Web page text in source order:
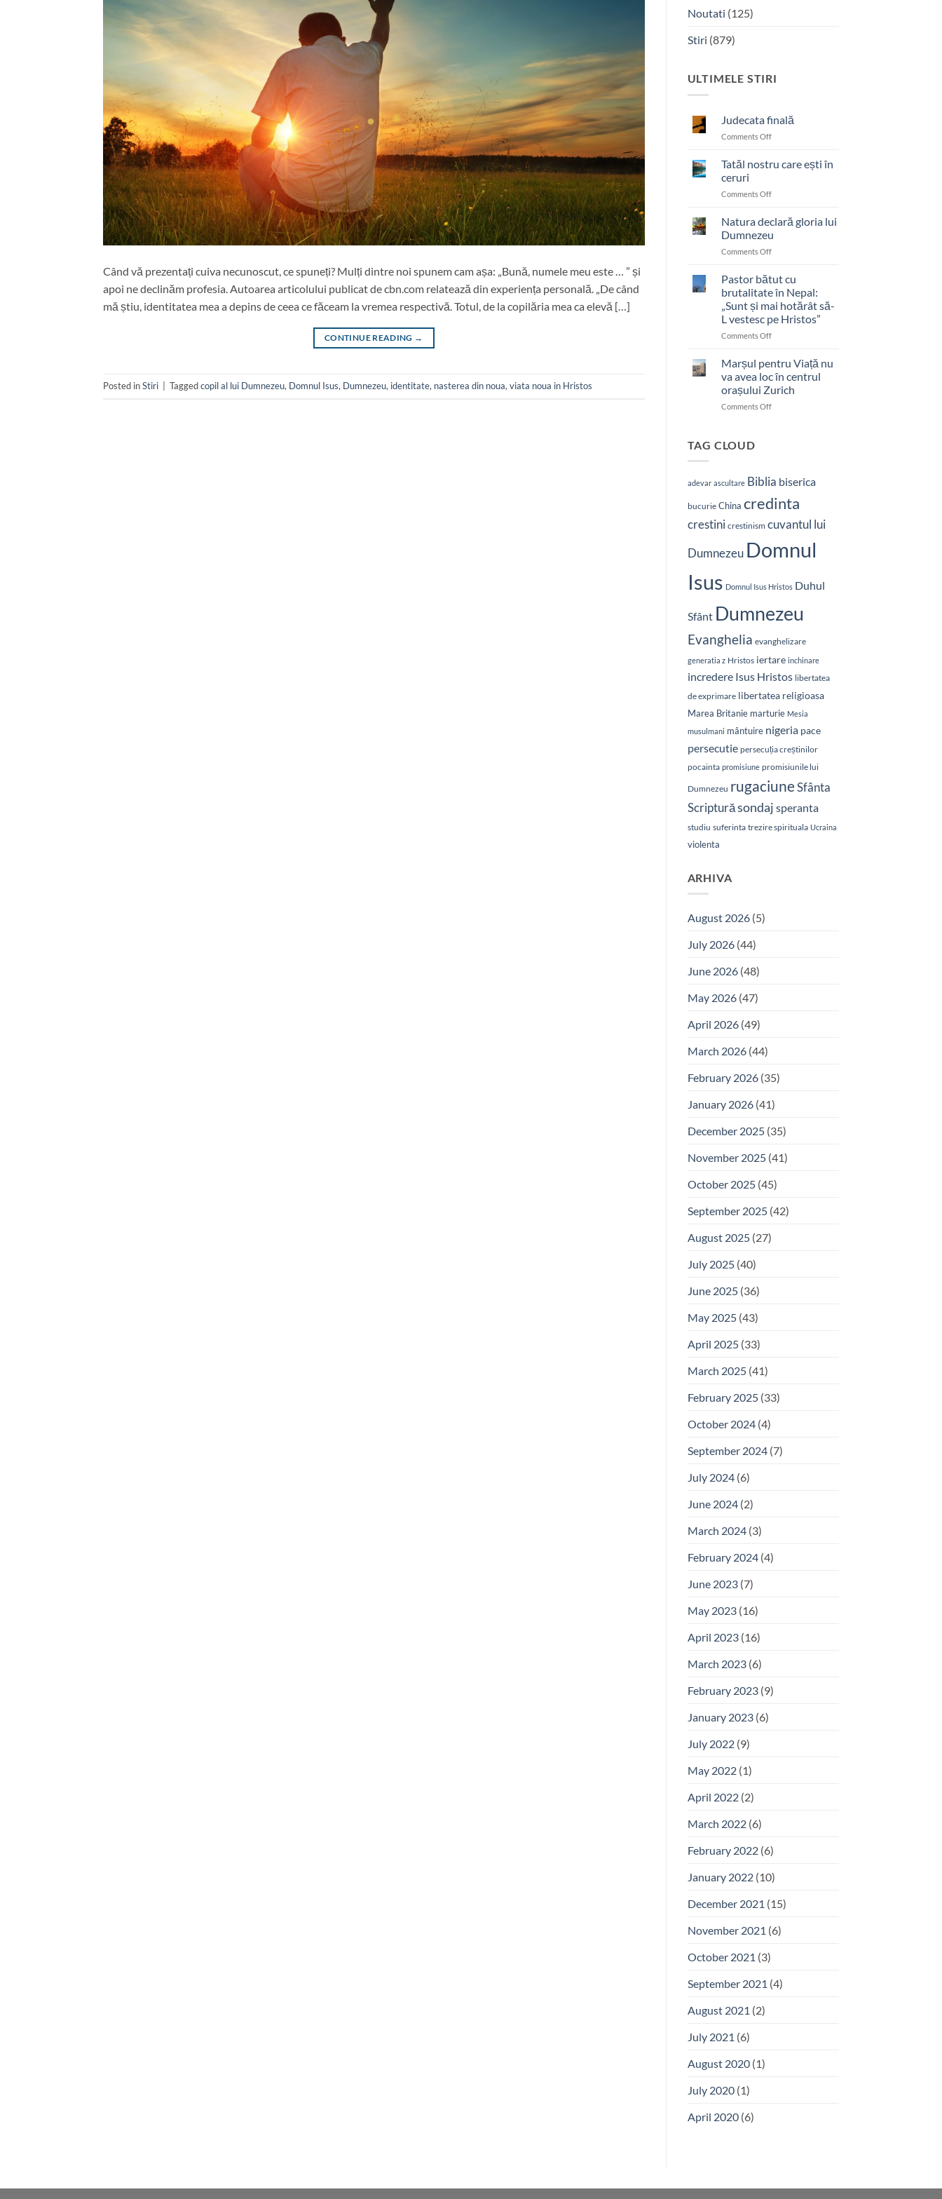
Când vă prezentați cuiva necunoscut, ce spuneți? Mulți dintre noi spunem cam așa: „Bună, numele meu este … ” și
apoi ne declinăm profesia. Autoarea articolului publicat de cbn.com relatează din experiența personală. „De când
mă știu, identitatea mea a depins de ceea ce făceam la vremea respectivă. Totul, de la copilăria mea ca elevă […]
CONTINUE READING →
Posted inStiri Taggedcopil al lui Dumnezeu, Domnul Isus, Dumnezeu, identitate, nasterea din noua, viata noua in Hristos
Noutati (125)
Stiri (879)
ULTIMELE STIRI
Judecata finală
Comments Offon
Tatăl nostru care ești în
ceruri
Comments Offon
nostru
care
ești
în
Natura declară gloria lui
Dumnezeu
Comments Offon
declară
gloria
lui
Dumnezeu
Pastor bătut cu
brutalitate în Nepal:
„Sunt și mai hotărât să-
L vestesc pe Hristos”
Comments Offon
bătut
cu
brutalitate
în
Nepal:
L
pe
Marșul pentru Viață nu
va avea loc în centrul
orașului Zurich
Comments Offon
avea
loc
în
orașului
TAG CLOUD
adevar ascultare Biblia biserica
bucurie China credinta
crestini crestinism cuvantul lui
Dumnezeu Domnul
Isus Domnul Isus Hristos Duhul
Sfânt Dumnezeu
Evanghelia evanghelizare
generatia z Hristos iertare inchinare
incredere Isus Hristos libertatea
de exprimare libertatea religioasa
Marea Britanie marturie Mesia
musulmani mântuire nigeria pace
persecutie persecuția creștinilor
pocainta promisiune promisiunile lui
Dumnezeu rugaciuneSfânta
Scripturăsondaj speranta
studiu suferinta trezire spirituala Ucraina
violenta
ARHIVA
August 2026(5)
July 2026(44)
June 2026(48)
May 2026(47)
April 2026(49)
March 2026(44)
February 2026(35)
January 2026(41)
December 2025(35)
November 2025(41)
October 2025(45)
September 2025(42)
August 2025(27)
July 2025(40)
June 2025(36)
May 2025(43)
April 2025(33)
March 2025(41)
February 2025(33)
October 2024(4)
September 2024(7)
July 2024(6)
June 2024(2)
March 2024(3)
February 2024(4)
June 2023(7)
May 2023(16)
April 2023(16)
March 2023(6)
February 2023(9)
January 2023(6)
July 2022(9)
May 2022(1)
April 2022(2)
March 2022(6)
February 2022(6)
January 2022(10)
December 2021 (15)
November 2021 (6)
October 2021 (3)
September 2021 (4)
August 2021 (2)
July 2021 (6)
August 2020(1)
July 2020(1)
April 2020(6)